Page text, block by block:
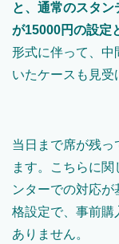
と、通常のスタ
が15000円の設定
形式に伴って、中
いたケースも見受
当日まで席が残
ます。こちらに
ンターでの対応
格設定で、事前購
ありません。